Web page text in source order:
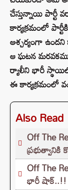
చేస్తున్నాయి పార్టీ
కార్యక్రమంలో
ఆశ్చర్యంగా
ఆ ఘటన
ర్యాలీని భారీ
ఈ కార్యక్రమంలో
Also Read
Off The
ప్రభుత్వానికి
Off The
భారీ షాక్..!!